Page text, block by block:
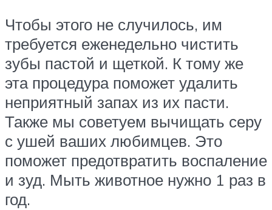
Чтобы этого не случилось, им
требуется еженедельно чистить
зубы пастой и щеткой. К тому же
эта процедура поможет удалить
неприятный запах из их пасти.
Также мы советуем вычищать серу
с ушей ваших любимцев. Это
поможет предотвратить воспаление
и зуд. Мыть животное нужно 1 раз в
год.